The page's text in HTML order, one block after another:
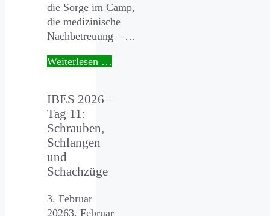
die Sorge im Camp,
die medizinische
Nachbetreuung – …
Weiterlesen …
IBES 2026 –
Tag 11:
Schrauben,
Schlangen
und
Schachzüge
3. Februar
20263. Februar